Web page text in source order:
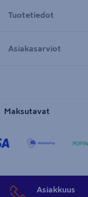
Tuotetiedot
Asiakasarviot
Maksutavat
Asiakkuus